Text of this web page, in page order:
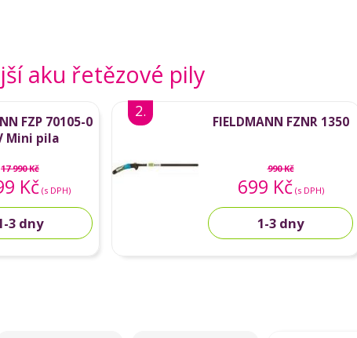
aku řetězové pily
FZP 70105-0
Mini pila
17 990 Kč
Kč(s DPH)
3 dny
2.
FIELDMANN FZNR 1350
990 Kč
699 Kč(s DPH)
1-3 dny